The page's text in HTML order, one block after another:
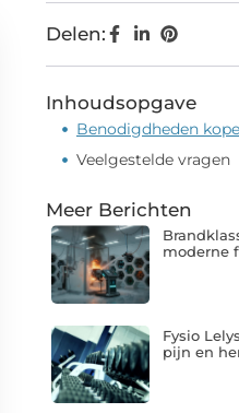
Delen:
Inhoudsopgave
Benodigdheden
Veelgestelde vragen
Meer Berichten
moderne
Fysio
pijn en